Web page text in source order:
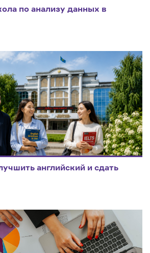
по анализу данных в
английский и сдать